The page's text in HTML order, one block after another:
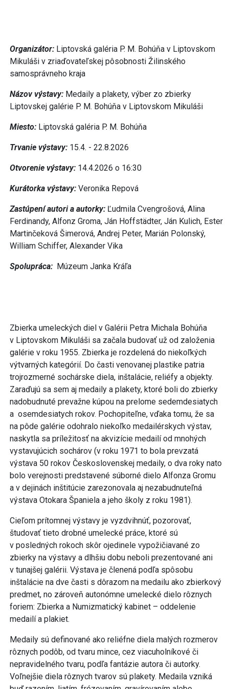
Organizátor: Liptovská galéria P. M. Bohúňa v Liptovskom
Mikuláši v zriaďovateľskej pôsobnosti Žilinského
samosprávneho kraja
Názov výstavy: Medaily a plakety, výber zo zbierky
Liptovskej galérie P. M. Bohúňa v Liptovskom Mikuláši
Miesto: Liptovská galéria P. M. Bohúňa
Trvanie výstavy: 15.4. - 22.8.2026
Otvorenie výstavy: 14.4.2026 o 16:30
Kurátorka výstavy: Veronika Repová
Zastúpení autori a autorky: Ľudmila Cvengrošová, Alina
Ferdinandy, Alfonz Groma, Ján Hoffstädter, Ján Kulich, Ester
Martinčeková Šimerová, Andrej Peter, Marián Polonský,
William Schiffer, Alexander Vika
Spolupráca: Múzeum Janka Kráľa
Zbierka umeleckých diel v Galérii Petra Michala Bohúňa
v Liptovskom Mikuláši sa začala budovať už od založenia
galérie v roku 1955. Zbierka je rozdelená do niekoľkých
výtvarných kategórií. Do časti venovanej plastike patria
trojrozmerné sochárske diela, inštalácie, reliéfy a objekty.
Zaraďujú sa sem aj medaily a plakety, ktoré boli do zbierky
nadobudnuté prevažne kúpou na prelome sedemdesiatych
a osemdesiatych rokov. Pochopiteľne, vďaka tomu, že sa
na pôde galérie odohralo niekoľko medailérskych výstav,
naskytla sa príležitosť na akvizície medailí od mnohých
vystavujúcich sochárov (v roku 1971 to bola prevzatá
výstava 50 rokov Československej medaily, o dva roky nato
bolo verejnosti predstavené súborné dielo Alfonza Gromu
a v dejinách inštitúcie zarezonovala aj nezabudnuteľná
výstava Otokara Španiela a jeho školy z roku 1981).
Cieľom prítomnej výstavy je vyzdvihnúť, pozorovať,
študovať tieto drobné umelecké práce, ktoré sú
v posledných rokoch skôr ojedinele vypožičiavané zo
zbierky na výstavy a dlhšiu dobu neboli prezentované ani
v tunajšej galérii. Výstava je členená podľa spôsobu
inštalácie na dve časti s dôrazom na medailu ako zbierkový
predmet, no zároveň autonómne umelecké dielo rôznych
foriem: Zbierka a Numizmatický kabinet – oddelenie
medailí a plakiet.
Medaily sú definované ako reliéfne diela malých rozmerov
rôznych podôb, od tvaru mince, cez viacuholníkové či
nepravidelného tvaru, podľa fantázie autora či autorky.
Voľnejšie diela rôznych tvarov sú plakety. Medaila vzniká